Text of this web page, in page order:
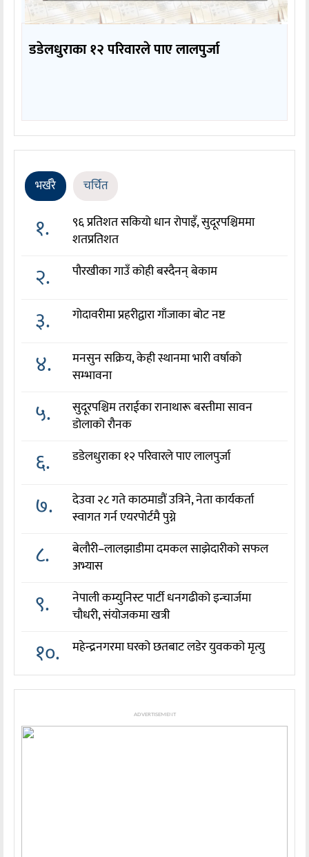
डडेलधुराका १२ परिवारले पाए लालपुर्जा
भर्खरै चर्चित
१.
९६ प्रतिशत सकियो धान रोपाइँ, सुदूरपश्चिममा
शतप्रतिशत
२. पौरखीका गाउँ कोही बस्दैनन् बेकाम
३. गोदावरीमा प्रहरीद्वारा गाँजाका बोट नष्ट
४.
मनसुन सक्रिय, केही स्थानमा भारी वर्षाको
सम्भावना
५.
सुदूरपश्चिम तराईका रानाथारू बस्तीमा सावन
डोलाको रौनक
६. डडेलधुराका १२ परिवारले पाए लालपुर्जा
७.
देउवा २८ गते काठमाडौं उत्रिने, नेता कार्यकर्ता
स्वागत गर्न एयरपोर्टमै पुग्ने
८.
बेलौरी–लालझाडीमा दमकल साझेदारीको सफल
अभ्यास
९.
नेपाली कम्युनिस्ट पार्टी धनगढीको इन्चार्जमा
चौधरी, संयोजकमा खत्री
१०. महेन्द्रनगरमा घरको छतबाट लडेर युवकको मृत्यु
ADVERTISEMENT